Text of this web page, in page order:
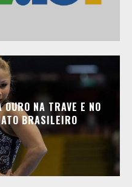
NA TRAVE E NO
BRASILEIRO